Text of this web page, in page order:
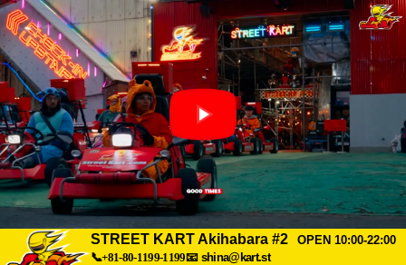
STREET KART Akihabara #2
OPEN 10:00-22:00
📞+81-80-1199-1199📧 shina@kart.st